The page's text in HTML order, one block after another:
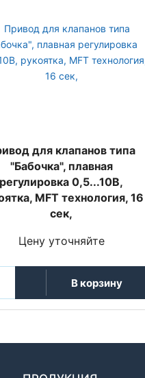
для клапанов типа
"Бабочка", плавная
регулировка 0,5...10В,
MFT технология, 16
сек,
Цену уточняйте
В корзину